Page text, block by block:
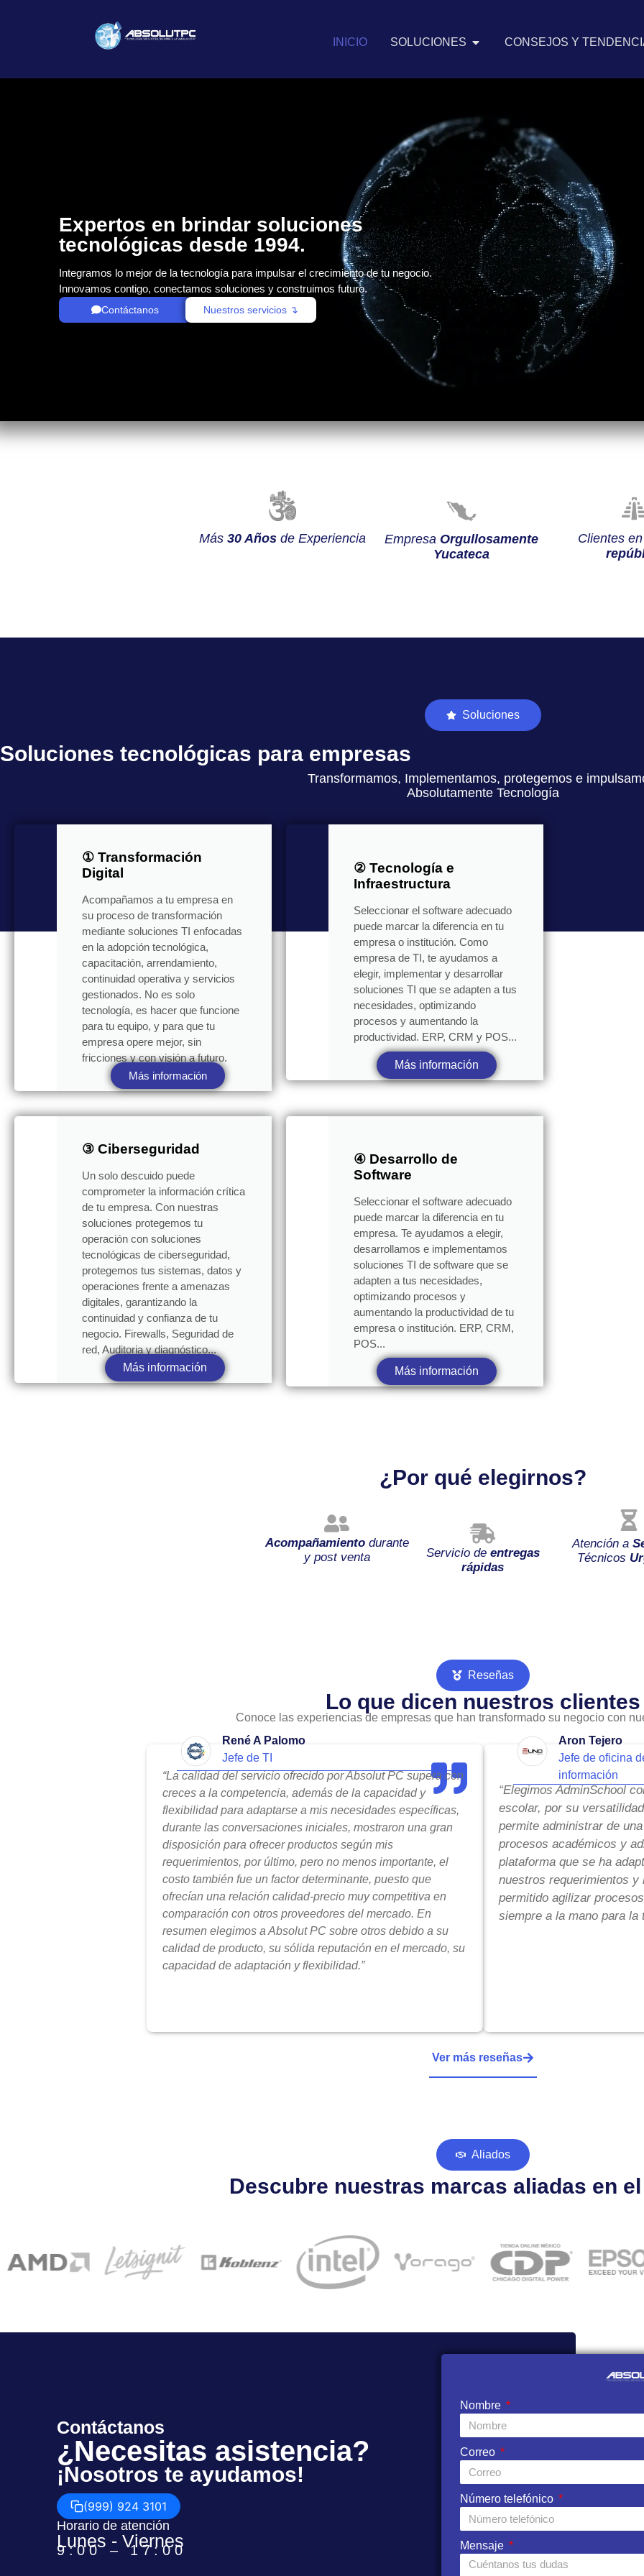
INICIO SOLUCIONES CONSEJOS Y
Expertos en brindar soluciones
tecnológicas desde 1994.
Integramos lo mejor de la tecnología para impulsar el crecimiento de tu negocio.
Innovamos contigo, conectamos soluciones y construimos futuro.
Contáctanos Nuestros servicios ↴
Más 30 Años de Experiencia Empresa Orgullosamente
Yucateca
Clientes
Soluciones
Soluciones tecnológicas para empresas
Transformamos, Implementamos, protegemos e
Absolutamente Tecnología
① Transformación
Digital
Acompañamos a tu empresa en
su proceso de transformación
mediante soluciones TI enfocadas
en la adopción tecnológica,
capacitación, arrendamiento,
continuidad operativa y servicios
gestionados. No es solo
tecnología, es hacer que funcione
para tu equipo, y para que tu
empresa opere mejor, sin
fricciones y con visión a futuro.
Más información
② Tecnología e
Infraestructura
Seleccionar el software adecuado
puede marcar la diferencia en tu
empresa o institución. Como
empresa de TI, te ayudamos a
elegir, implementar y desarrollar
soluciones TI que se adapten a tus
necesidades, optimizando
procesos y aumentando la
productividad. ERP, CRM y POS...
Más información
③ Ciberseguridad
Un solo descuido puede
comprometer la información crítica
de tu empresa. Con nuestras
soluciones protegemos tu
operación con soluciones
tecnológicas de ciberseguridad,
protegemos tus sistemas, datos y
operaciones frente a amenazas
digitales, garantizando la
continuidad y confianza de tu
negocio. Firewalls, Seguridad de
red, Auditoria y diagnóstico...
Más información
④ Desarrollo de
Software
Seleccionar el software adecuado
puede marcar la diferencia en tu
empresa. Te ayudamos a elegir,
desarrollamos e implementamos
soluciones TI de software que se
adapten a tus necesidades,
optimizando procesos y
aumentando la productividad de tu
empresa o institución. ERP, CRM,
POS...
Más información
¿Por qué elegirnos?
Acompañamientodurante
y post venta
Servicio de entregas
rápidas
Atención a
Técnicos
Reseñas
Lo que dicen nuestros clientes
Conoce las experiencias de empresas que han transformado su negocio con
René A Palomo
Jefe de TI
“La calidad del servicio ofrecido por Absolut PC supera con
creces a la competencia, además de la capacidad y
flexibilidad para adaptarse a mis necesidades específicas,
durante las conversaciones iniciales, mostraron una gran
disposición para ofrecer productos según mis
requerimientos, por último, pero no menos importante, el
costo también fue un factor determinante, puesto que
ofrecían una relación calidad-precio muy competitiva en
comparación con otros proveedores del mercado. En
resumen elegimos a Absolut PC sobre otros debido a su
calidad de producto, su sólida reputación en el mercado, su
capacidad de adaptación y flexibilidad.”
Aron Tejero
Jefe de oficina
información
“Elegimos AdminSchool
escolar, por su
permite administrar de
procesos académicos y
plataforma que se ha
nuestros requerimientos y
permitido agilizar
siempre a la mano para la
Ver más reseñas
Aliados
Descubre nuestras marcas aliadas en
Nombre
Correo
Número telefónico
Mensaje
Contáctanos
¿Necesitas asistencia?
¡Nosotros te ayudamos!
(999) 924 3101
Horario de atención
Lunes - Viernes
9:00 – 17:00